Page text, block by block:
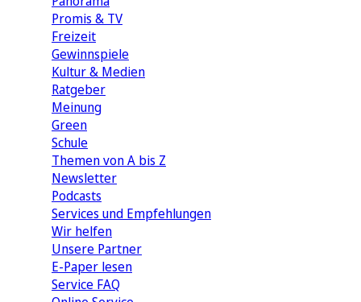
Promis & TV
Freizeit
Gewinnspiele
Kultur & Medien
Ratgeber
Meinung
Green
Schule
Themen von A bis Z
Newsletter
Podcasts
Services und Empfehlungen
Wir helfen
Unsere Partner
E-Paper lesen
Service FAQ